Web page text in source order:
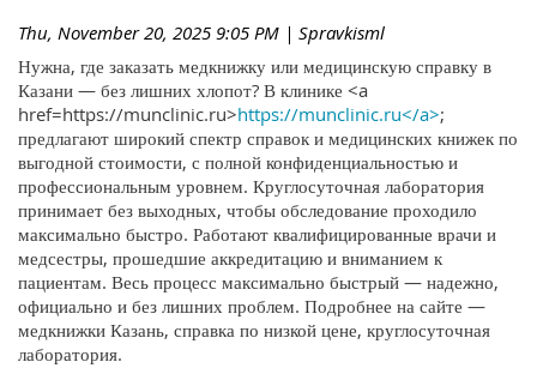
Thu, November 20, 2025 9:05 PM | Spravkisml
Нужна, где заказать медкнижку или медицинскую справку в
Казани — без лишних хлопот? В клинике <a
href=https://munclinic.ru>https://munclinic.ru</a>;
предлагают широкий спектр справок и медицинских книжек по
выгодной стоимости, с полной конфиденциальностью и
профессиональным уровнем. Круглосуточная лаборатория
принимает без выходных, чтобы обследование проходило
максимально быстро. Работают квалифицированные врачи и
медсестры, прошедшие аккредитацию и вниманием к
пациентам. Весь процесс максимально быстрый — надежно,
официально и без лишних проблем. Подробнее на сайте —
медкнижки Казань, справка по низкой цене, круглосуточная
лаборатория.